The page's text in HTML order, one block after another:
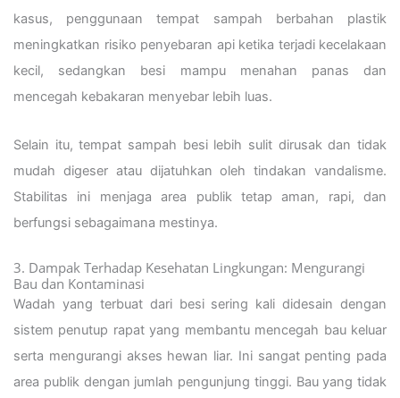
kasus, penggunaan tempat sampah berbahan plastik
meningkatkan risiko penyebaran api ketika terjadi kecelakaan
kecil, sedangkan besi mampu menahan panas dan
mencegah kebakaran menyebar lebih luas.
Selain itu, tempat sampah besi lebih sulit dirusak dan tidak
mudah digeser atau dijatuhkan oleh tindakan vandalisme.
Stabilitas ini menjaga area publik tetap aman, rapi, dan
berfungsi sebagaimana mestinya.
3. Dampak Terhadap Kesehatan Lingkungan: Mengurangi
Bau dan Kontaminasi
Wadah yang terbuat dari besi sering kali didesain dengan
sistem penutup rapat yang membantu mencegah bau keluar
serta mengurangi akses hewan liar. Ini sangat penting pada
area publik dengan jumlah pengunjung tinggi. Bau yang tidak